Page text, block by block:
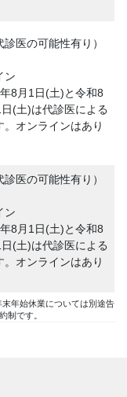
診医の可能性有り）
ン
年8月1日(土)と令和8
(土)は代診医による
。オンラインはあり
診医の可能性有り）
ン
年8月1日(土)と令和8
(土)は代診医による
。オンラインはあり
年始休業については別途告
制です。